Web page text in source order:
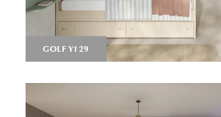
GOLF Y129